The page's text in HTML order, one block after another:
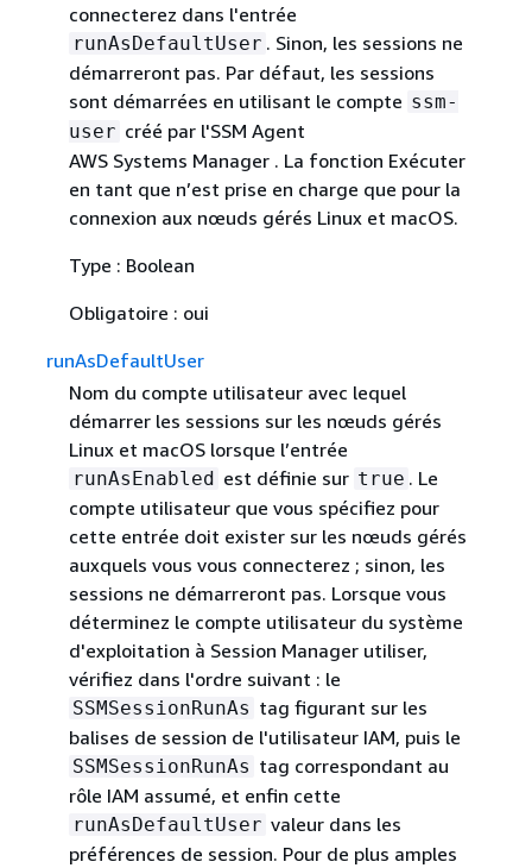
connecterez dans l'entrée
runAsDefaultUser . Sinon, les sessions ne
démarreront pas. Par défaut, les sessions
sont démarrées en utilisant le compte ssm-
user créé par l'SSM Agent
AWS Systems Manager . La fonction Exécuter
en tant que n’est prise en charge que pour la
connexion aux nœuds gérés Linux et macOS.
Type : Boolean
Obligatoire : oui
runAsDefaultUser
Nom du compte utilisateur avec lequel
démarrer les sessions sur les nœuds gérés
Linux et macOS lorsque l’entrée
runAsEnabled est définie sur true . Le
compte utilisateur que vous spécifiez pour
cette entrée doit exister sur les nœuds gérés
auxquels vous vous connecterez ; sinon, les
sessions ne démarreront pas. Lorsque vous
déterminez le compte utilisateur du système
d'exploitation à Session Manager utiliser,
vérifiez dans l'ordre suivant : le
SSMSessionRunAs tag figurant sur les
balises de session de l'utilisateur IAM, puis le
SSMSessionRunAs tag correspondant au
rôle IAM assumé, et enfin cette
runAsDefaultUser valeur dans les
préférences de session. Pour de plus amples